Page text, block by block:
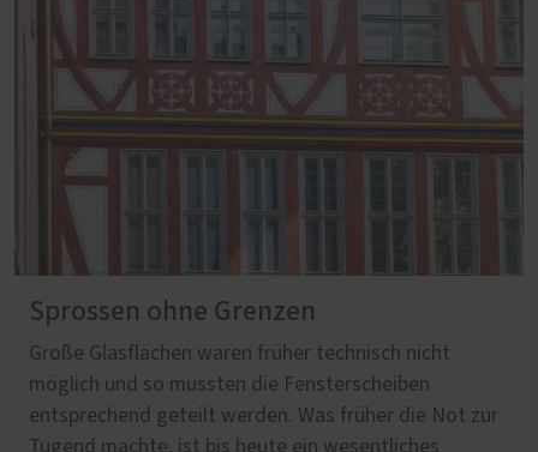
Sprossen ohne Grenzen
Große Glasflächen waren früher technisch nicht
möglich und so mussten die Fensterscheiben
entsprechend geteilt werden. Was früher die Not zur
Tugend machte, ist bis heute ein wesentliches